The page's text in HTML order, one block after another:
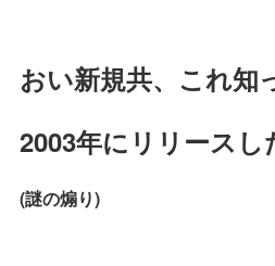
おい新規共、これ知
2003年にリリースし
(謎の煽り)